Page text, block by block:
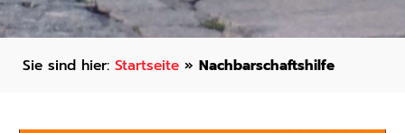
Startseite» Nachbarschaftshilfe